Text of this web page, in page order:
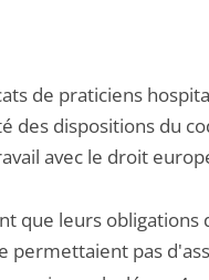
de praticiens
des dispositions du
avec le droit
que leurs
permettaient pas